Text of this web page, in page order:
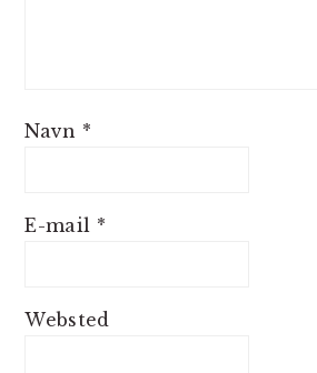
Navn *
E-mail *
Websted